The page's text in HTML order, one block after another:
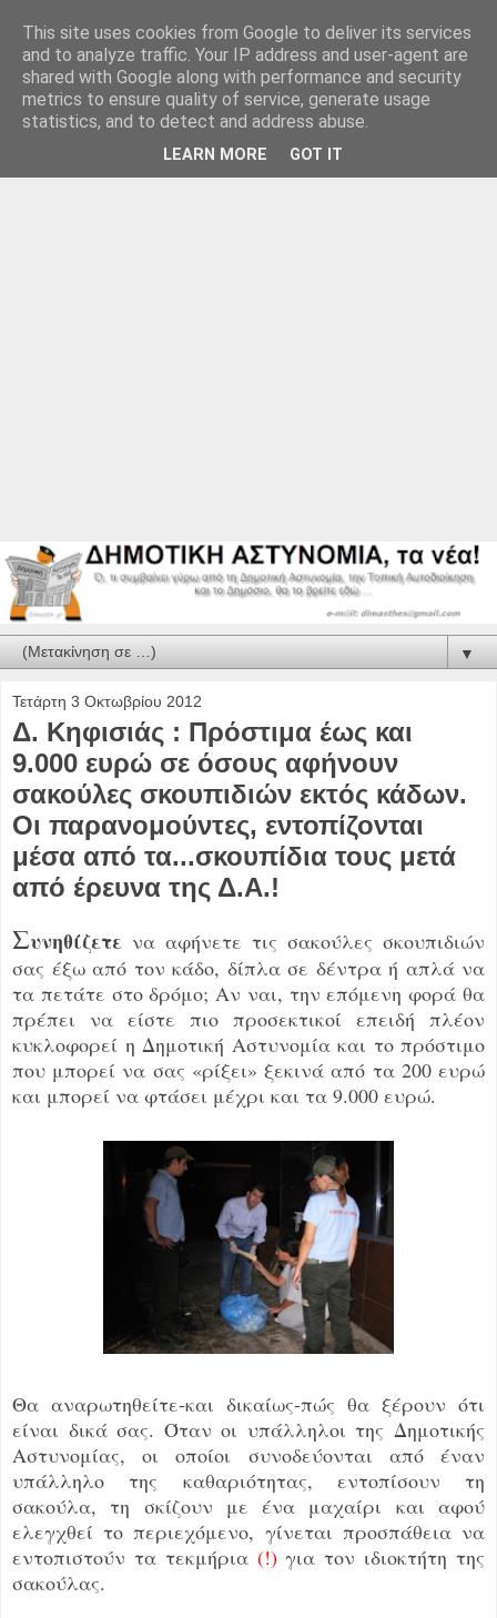
▼
Τετάρτη 3 Οκτωβρίου 2012
Δ. Κηφισιάς : Πρόστιμα έως και
9.000 ευρώ σε όσους αφήνουν
σακούλες σκουπιδιών εκτός κάδων.
Οι παρανομούντες, εντοπίζονται
μέσα από τα...σκουπίδια τους μετά
από έρευνα της Δ.Α.!
Συνηθίζετε να αφήνετε τις σακούλες σκουπιδιών
σας έξω από τον κάδο, δίπλα σε δέντρα ή απλά να
τα πετάτε στο δρόμο; Αν ναι, την επόμενη φορά θα
πρέπει να είστε πιο προσεκτικοί επειδή πλέον
κυκλοφορεί η Δημοτική Αστυνομία και το πρόστιμο
που μπορεί να σας «ρίξει» ξεκινά από τα 200 ευρώ
και μπορεί να φτάσει μέχρι και τα 9.000 ευρώ.
Θα αναρωτηθείτε-και δικαίως-πώς θα ξέρουν ότι
είναι δικά σας. Όταν οι υπάλληλοι της Δημοτικής
Αστυνομίας, οι οποίοι συνοδεύονται από έναν
υπάλληλο της καθαριότητας, εντοπίσουν τη
σακούλα, τη σκίζουν με ένα μαχαίρι και αφού
ελεγχθεί το περιεχόμενο, γίνεται προσπάθεια να
εντοπιστούν τα τεκμήρια (!)για τον ιδιοκτήτη της
σακούλας.
This site uses cookies from Google to deliver its services
and to analyze traffic. Your IP address and user-agent are
shared with Google along with performance and security
metrics to ensure quality of service, generate usage
statistics, and to detect and address abuse.
LEARN MORE GOT IT